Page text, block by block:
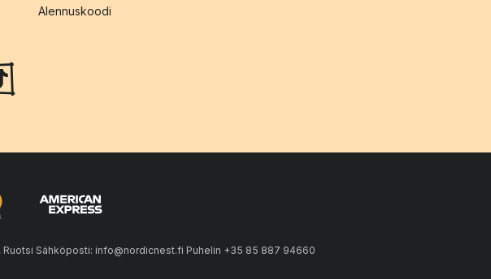
Alennuskoodi
Ruotsi Sähköposti: info@nordicnest.fi Puhelin +35 85 887 94660